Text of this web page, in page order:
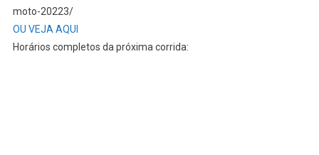
moto-20223/
OU VEJA AQUI
Horários completos da próxima corrida: